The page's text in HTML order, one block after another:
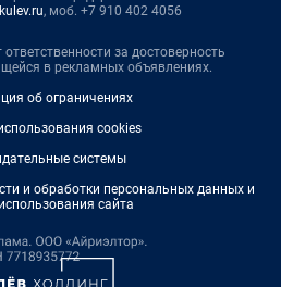
, моб. +7 910 402 4056
ответственности за достоверность
в рекламных объявлениях.
об ограничениях
cookies
системы
и обработки персональных данных и
сайта